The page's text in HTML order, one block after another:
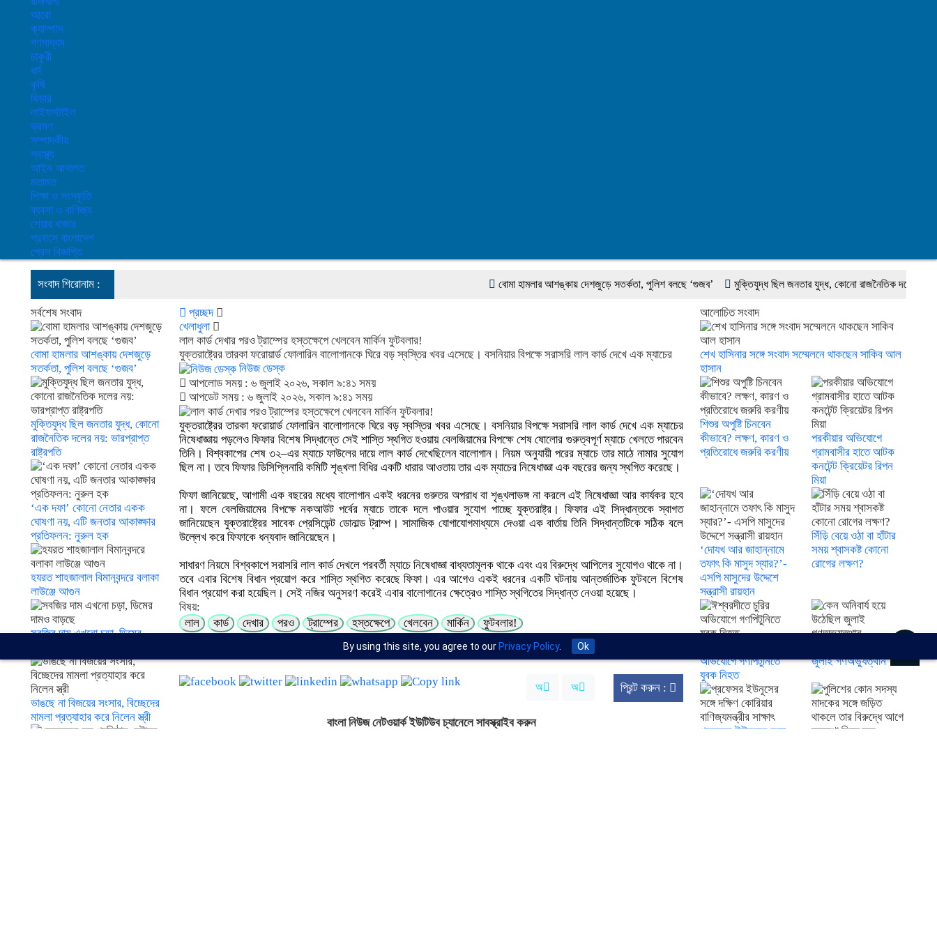
আরো
ক্যাম্পাস
গণমাধ্যম
চাকুরী
ধর্ম
কৃষি
ফিচার
লাইফস্টাইল
ভ্রমণ
সম্পাদকীয়
স্বাস্থ্য
আইন আদালত
মতামত
শিক্ষা ও সংস্কৃতি
ব্যবসা ও বাণিজ্য
শেয়ার বাজার
প্রবাসে বাংলাদেশ
প্রেস বিজ্ঞপ্তি
সংবাদ শিরোনাম : বোমা হামলার আশঙ্কায় দেশজুড়ে সতর্কতা, পুলিশ বলছে ‘গুজব’ মুক্তিযুদ্ধ ছিল জনতার যুদ্ধ, কোনো রাজনৈতিক দলের নয়: ভারপ্রাপ্ত
প্রচ্ছদ
খেলাধুলা
লাল কার্ড দেখার পরও ট্রাম্পের হস্তক্ষেপে খেলবেন মার্কিন ফুটবলার!
যুক্তরাষ্ট্রের তারকা ফরোয়ার্ড ফোলারিন বালোগানকে ঘিরে বড় স্বস্তির খবর এসেছে। বসনিয়ার বিপক্ষে সরাসরি লাল কার্ড দেখে এক ম্যাচের
নিউজ ডেস্ক
আপলোড সময় : ৬ জুলাই ২০২৬, সকাল ৯:৪১ সময়
আপডেট সময় : ৬ জুলাই ২০২৬, সকাল ৯:৪১ সময়
যুক্তরাষ্ট্রের তারকা ফরোয়ার্ড ফোলারিন বালোগানকে ঘিরে বড় স্বস্তির খবর এসেছে। বসনিয়ার বিপক্ষে সরাসরি লাল কার্ড দেখে এক ম্যাচের
নিষেধাজ্ঞায় পড়লেও ফিফার বিশেষ সিদ্ধান্তে সেই শাস্তি স্থগিত হওয়ায় বেলজিয়ামের বিপক্ষে শেষ ষোলোর গুরুত্বপূর্ণ ম্যাচে খেলতে পারবেন
তিনি। বিশ্বকাপের শেষ ৩২–এর ম্যাচে ফাউলের দায়ে লাল কার্ড দেখেছিলেন বালোগান। নিয়ম অনুযায়ী পরের ম্যাচে তার মাঠে নামার সুযোগ
ছিল না। তবে ফিফার ডিসিপ্লিনারি কমিটি শৃঙ্খলা বিধির একটি ধারার আওতায় তার এক ম্যাচের নিষেধাজ্ঞা এক বছরের জন্য স্থগিত করেছে।
ফিফা জানিয়েছে, আগামী এক বছরের মধ্যে বালোগান একই ধরনের গুরুতর অপরাধ বা শৃঙ্খলাভঙ্গ না করলে এই নিষেধাজ্ঞা আর কার্যকর হবে
না। ফলে বেলজিয়ামের বিপক্ষে নকআউট পর্বের ম্যাচে তাকে দলে পাওয়ার সুযোগ পাচ্ছে যুক্তরাষ্ট্র। ফিফার এই সিদ্ধান্তকে স্বাগত
জানিয়েছেন যুক্তরাষ্ট্রের সাবেক প্রেসিডেন্ট ডোনাল্ড ট্রাম্প। সামাজিক যোগাযোগমাধ্যমে দেওয়া এক বার্তায় তিনি সিদ্ধান্তটিকে সঠিক বলে
উল্লেখ করে ফিফাকে ধন্যবাদ জানিয়েছেন।
সাধারণ নিয়মে বিশ্বকাপে সরাসরি লাল কার্ড দেখলে পরবর্তী ম্যাচে নিষেধাজ্ঞা বাধ্যতামূলক থাকে এবং এর বিরুদ্ধে আপিলের সুযোগও থাকে না।
তবে এবার বিশেষ বিধান প্রয়োগ করে শাস্তি স্থগিত করেছে ফিফা। এর আগেও একই ধরনের একটি ঘটনায় আন্তর্জাতিক ফুটবলে বিশেষ
বিধান প্রয়োগ করা হয়েছিল। সেই নজির অনুসরণ করেই এবার বালোগানের ক্ষেত্রেও শাস্তি স্থগিতের সিদ্ধান্ত নেওয়া হয়েছে।
বিষয়:
লাল
কার্ড দেখার পরও ট্রাম্পের হস্তক্ষেপে খেলবেন মার্কিন ফুটবলার!
অ অ প্রিন্ট করুন :
বাংলা নিউজ নেটওয়ার্ক ইউটিউব চ্যানেলে সাবস্ক্রাইব করুন
সর্বশেষ সংবাদ
বোমা হামলার আশঙ্কায় দেশজুড়ে
সতর্কতা, পুলিশ বলছে ‘গুজব’
মুক্তিযুদ্ধ ছিল জনতার যুদ্ধ, কোনো
রাজনৈতিক দলের নয়: ভারপ্রাপ্ত
রাষ্ট্রপতি
‘এক দফা’ কোনো নেতার একক
ঘোষণা নয়, এটি জনতার আকাঙ্ক্ষার
প্রতিফলন: নুরুল হক
হযরত শাহজালাল বিমানবন্দরে বলাকা
লাউঞ্জে আগুন
সবজির দাম এখনো চড়া, ডিমের
ভাঙছে না বিজয়ের সংসার, বিচ্ছেদের
মামলা প্রত্যাহার করে নিলেন স্ত্রী
আলোচিত সংবাদ
শেখ হাসিনার সঙ্গে সংবাদ সম্মেলনে থাকছেন সাকিব আল
হাসান
শিশুর অপুষ্টি চিনবেন
কীভাবে? লক্ষণ, কারণ ও
প্রতিরোধে জরুরি করণীয়
পরকীয়ার অভিযোগে
গ্রামবাসীর হাতে আটক
কনটেন্ট ক্রিয়েটর রিপন
মিয়া
‘দোযখ আর জাহান্নামে
তফাৎ কি মাসুদ স্যার?’-
এসপি মাসুদের উদ্দেশে
সন্ত্রাসী রায়হান
সিঁড়ি বেয়ে ওঠা বা হাঁটার
সময় শ্বাসকষ্ট কোনো
রোগের লক্ষণ?
অভিযোগে গণপিটুনিতে
যুবক নিহত
জুলাই গণঅভ্যুত্থান
প্রফেসর ইউনূসের সঙ্গে
By using this site, you agree to ourPrivacy Policy. Ok